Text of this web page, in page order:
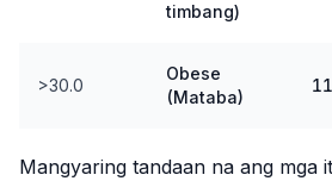
timbang)
>30.0
Obese
(Mataba)
Mangyaring tandaan na ang mga